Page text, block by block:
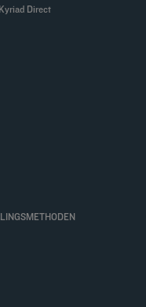
Kyriad Direct